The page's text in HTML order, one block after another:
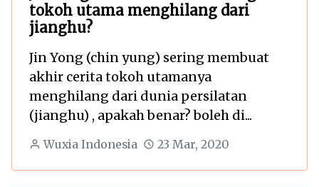
tokoh utama menghilang dari
jianghu?
Jin Yong (chin yung) sering membuat
akhir cerita tokoh utamanya
menghilang dari dunia persilatan
(jianghu) , apakah benar? boleh di...
Wuxia Indonesia 23 Mar, 2020